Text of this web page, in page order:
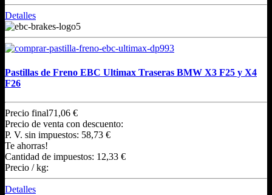
Detalles
Pastillas de Freno EBC Ultimax Traseras BMW X3 F25 y X4
F26
Precio final71,06 €
Precio de venta con descuento:
P. V. sin impuestos: 58,73 €
Te ahorras!
Cantidad de impuestos: 12,33 €
Precio / kg:
Detalles